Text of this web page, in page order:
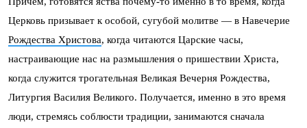
Церковь призывает к особой, сугубой молитве — в Навечерие
Рождества Христова, когда читаются Царские часы,
настраивающие нас на размышления о пришествии Христа,
когда служится трогательная Великая Вечерня Рождества,
Литургия Василия Великого. Получается, именно в это время
люди, стремясь соблюсти традиции, занимаются сначала